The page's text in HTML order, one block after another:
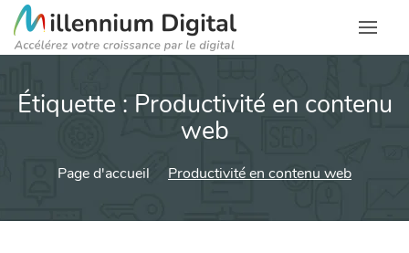
Étiquette : Productivité en contenu
web
Page d'accueil Productivité en contenu web